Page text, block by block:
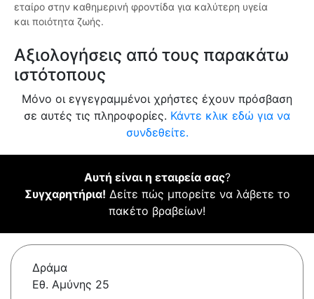
εταίρο στην καθημερινή φροντίδα για καλύτερη υγεία
και ποιότητα ζωής.
Αξιολογήσεις από τους παρακάτω
ιστότοπους
Μόνο οι εγγεγραμμένοι χρήστες έχουν πρόσβαση
σε αυτές τις πληροφορίες. Κάντε κλικ εδώ για να
συνδεθείτε.
Αυτή είναι η εταιρεία σας?
Συγχαρητήρια! Δείτε πώς μπορείτε να λάβετε το
πακέτο βραβείων!
Δράμα
Εθ. Αμύνης 25